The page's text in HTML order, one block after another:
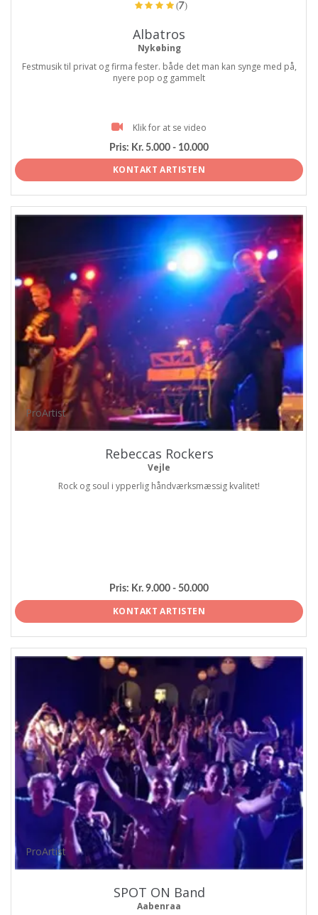
(7)
Albatros
Nykøbing
Festmusik til privat og firma fester. både det man kan synge med på,
nyere pop og gammelt
Klik for at se video
Pris: Kr. 5.000 - 10.000
KONTAKT ARTISTEN
ProArtist
Rebeccas Rockers
Vejle
Rock og soul i ypperlig håndværksmæssig kvalitet!
Pris: Kr. 9.000 - 50.000
KONTAKT ARTISTEN
ProArtist
SPOT ON Band
Aabenraa